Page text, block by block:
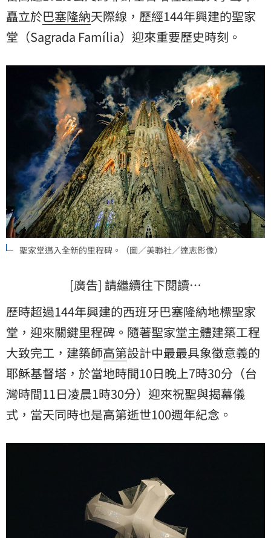
矗立於巴塞隆納天際線，歷經144年興建的聖家
堂 （Sagrada Família）迎來重要歷史時刻。
聖家堂邁入全新的里程碑。（圖／美聯社／達志影像）
[廣告] 請繼續往下閱讀…
歷時超過144年興建的西班牙巴塞隆納地標聖家
堂，迎來關鍵里程碑。隨著聖家堂主體建築工程
大致完工，建築師高第設計中最最具象徵意義的
耶穌基督塔，於當地時間10日晚上7時30分（台
灣時間11日凌晨1時30分）迎來祝聖與揭幕儀
式，當天同時也是高第逝世100週年紀念。